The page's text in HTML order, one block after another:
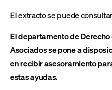
El extracto se puede
El departamento de
Asociados se pone a
en recibir asesoramiento
estas ayudas.